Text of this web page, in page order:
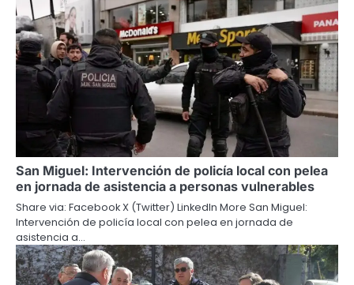
San Miguel: Intervención de policía local con pelea
en jornada de asistencia a personas vulnerables
Share via: Facebook X (Twitter) LinkedIn More San Miguel:
Intervención de policía local con pelea en jornada de
asistencia a…